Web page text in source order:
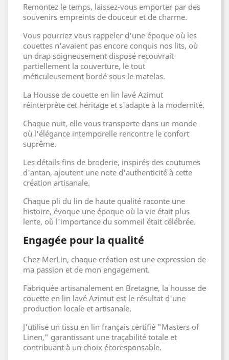
Remontez le temps, laissez-vous emporter par des
souvenirs empreints de douceur et de charme.
Vous pourriez vous rappeler d'une époque où les
couettes n'avaient pas encore conquis nos lits, où
un drap soigneusement disposé recouvrait
partiellement la couverture, le tout
méticuleusement bordé sous le matelas.
La Housse de couette en lin lavé Azimut
réinterprète cet héritage et s'adapte à la modernité.
Chaque nuit, elle vous transporte dans un monde
où l'élégance intemporelle rencontre le confort
suprême.
Les détails fins de broderie, inspirés des coutumes
d'antan, ajoutent une note d'authenticité à cette
création artisanale.
Chaque pli du lin de haute qualité raconte une
histoire, évoque une époque où la vie était plus
lente, où l'importance du sommeil était célébrée.
Engagée pour la qualité
Chez MerLin, chaque création est une expression de
ma passion et de mon engagement.
Fabriquée artisanalement en Bretagne, la housse de
couette en lin lavé Azimut est le résultat d'une
production locale et artisanale.
J'utilise un tissu en lin français certifié "Masters of
Linen," garantissant une traçabilité totale et
contribuant à un choix écoresponsable.